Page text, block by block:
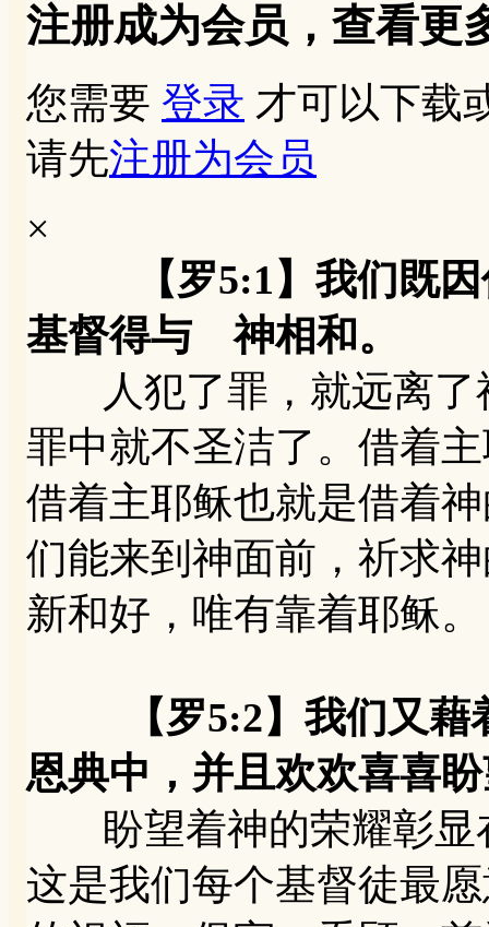
注册成为会员，查看更
您需要 登录 才可以下载
请先注册为会员
×
【罗5:1】我们既
基督得与 神相和。
人犯了罪，就远离了
罪中就不圣洁了。借着
借着主耶稣也就是借着
们能来到神面前，祈求
新和好，唯有靠着耶稣。
【罗5:2】我们又
恩典中，并且欢欢喜喜
盼望着神的荣耀彰显
这是我们每个基督徒最